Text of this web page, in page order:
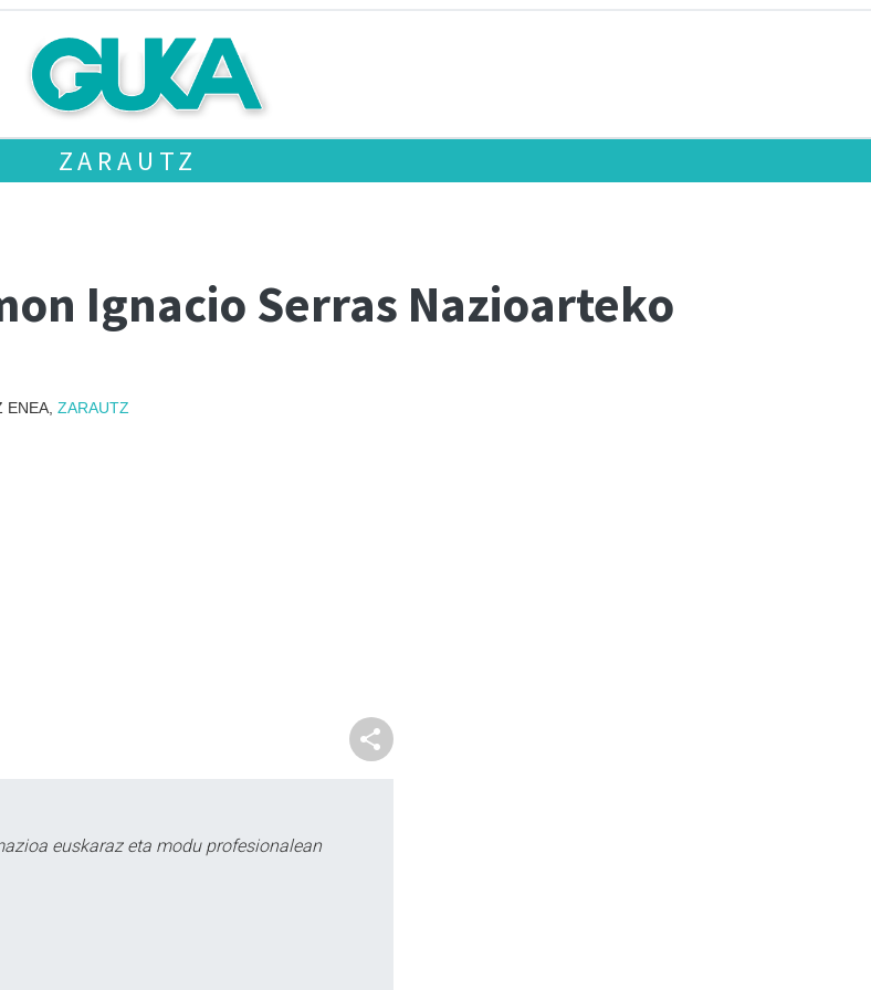
ZARAUTZ
Ignacio Serras Nazioarteko
ENEA, ZARAUTZ
euskaraz eta modu profesionalean